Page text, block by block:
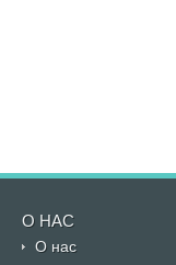
О НАС
О нас